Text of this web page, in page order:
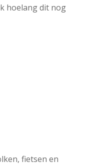
hoelang dit nog
fietsen en